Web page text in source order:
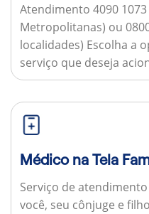
Atendimento 4090 1073
Metropolitanas) ou
localidades) Escolha a
serviço que deseja
Médico na Tela
Serviço de
você, seu cônjuge e